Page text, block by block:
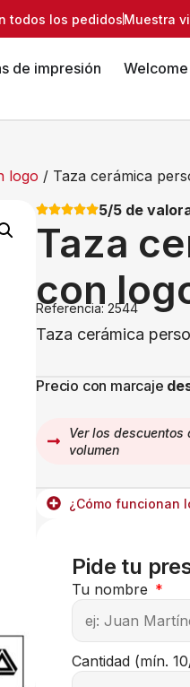
todos los pedidosMuestra
de impresión
logo / Taza cerámica
5/5 de
Taza
con
Referencia: 2544
Taza cerámica
Precio con marcaje
Ver los
volumen
¿Cómo funcionan
Pide tu
Tu nombre
Cantidad (mín.